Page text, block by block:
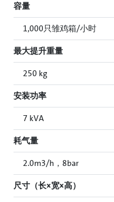
容量
1,000只雏鸡箱/小时
最大提升重量
250 kg
安装功率
7 kVA
耗气量
2.0m3/h，8bar
尺寸（长×宽×高）